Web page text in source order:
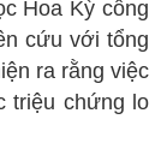
Hoa Kỳ công
cứu với tổng
ra rằng việc
triệu chứng lo